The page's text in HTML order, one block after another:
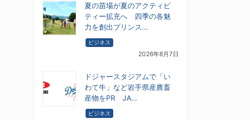
夏の苗場が夏のアクティビ
ティー拡充へ 四季の各魅
力を創出プリンス…
ビジネス
2026年8月7日
ドジャースタジアムで「い
わて牛」など岩手県産農畜
産物をPR JA…
ビジネス